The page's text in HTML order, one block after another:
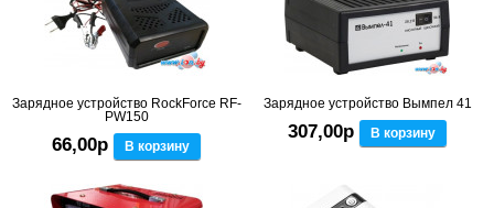
Зарядное устройство RockForce RF-
PW150
66,00р В корзину
Зарядное устройство Вымпел 41
307,00р В корзину